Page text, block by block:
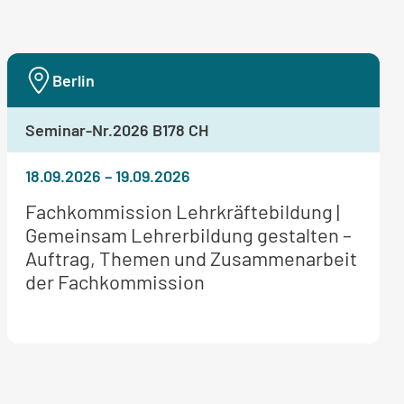
Weitere
Informationen
zum
Seminar:
Fachkommission Lehrkräftebildung |
Gemeinsam Lehrerbildung gestalten –
Auftrag, Themen und Zusammenarbeit
der Fachkommission
18.09.2026 –19.09.2026
Berlin
Seminar-Nr.2026 B178 CH